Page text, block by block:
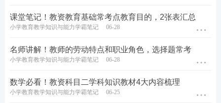
课堂笔记！教资教育基础常考点教育目的，2张表汇总
小学教育教学知识与能力学霸笔记 06-28
名师讲解！教师的劳动特点和职业角色，选择题常考
小学教育教学知识与能力学霸笔记 06-28
数学必看！教资科目二学科知识教材4大内容梳理
小学教育教学知识与能力学霸笔记 06-25